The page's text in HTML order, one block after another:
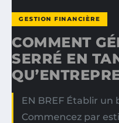
GESTION FINANCIÈRE
COMMENT
SERRÉ EN
EN BREF Établir un
Commencez par